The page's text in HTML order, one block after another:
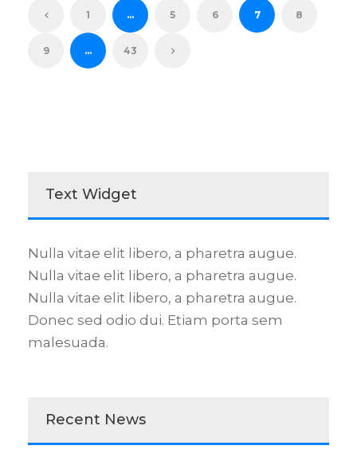
1 … 5 6 7 8
9 … 43
Text Widget
Nulla vitae elit libero, a pharetra augue.
Nulla vitae elit libero, a pharetra augue.
Nulla vitae elit libero, a pharetra augue.
Donec sed odio dui. Etiam porta sem
malesuada.
Recent News